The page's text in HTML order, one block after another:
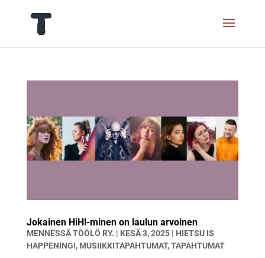
Jokainen HiH!-minen on laulun arvoinen
MENNESSÄTÖÖLÖ RY. | KESÄ 3, 2025| HIETSU IS
HAPPENING!, MUSIIKKITAPAHTUMAT,TAPAHTUMAT